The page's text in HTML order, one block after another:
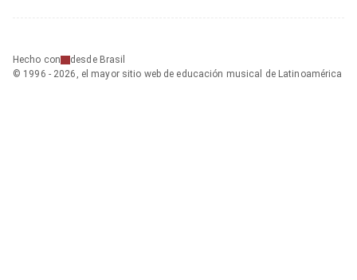
Hecho con
desde Brasil
© 1996 - 2026, el mayor sitio web de educación musical de Latinoamérica